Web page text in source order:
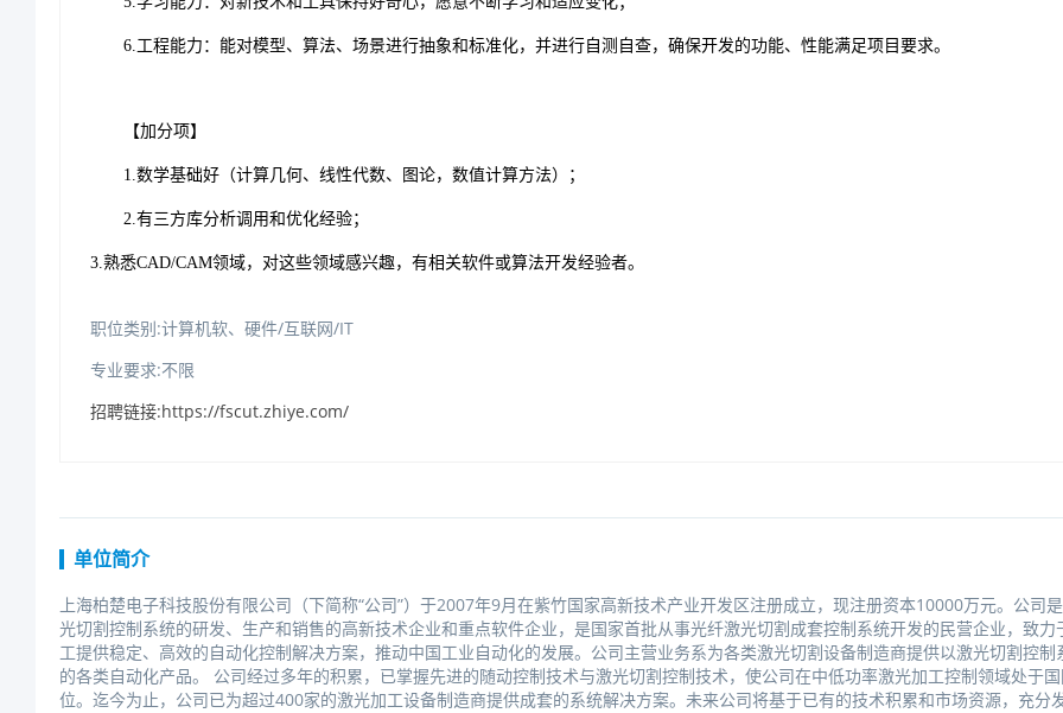
6.工程能力：能对模型、算法、场景进行抽象和标准化，并进行自测自查，确保开发的功能、性能满足项目要求。
【加分项】
1.数学基础好（计算几何、线性代数、图论，数值计算方法）；
2.有三方库分析调用和优化经验；
3.熟悉CAD/CAM领域，对这些领域感兴趣，有相关软件或算法开发经验者。
职位类别:计算机软、硬件/互联网/IT
专业要求:不限
招聘链接:https://fscut.zhiye.com/
单位简介
上海柏楚电子科技股份有限公司（下简称“公司”）于2007年9月在紫竹国家高新技术产业开发区注册成立，现注册资本10000万元。公司
光切割控制系统的研发、生产和销售的高新技术企业和重点软件企业，是国家首批从事光纤激光切割成套控制系统开发的民营企业，致力
工提供稳定、高效的自动化控制解决方案，推动中国工业自动化的发展。公司主营业务系为各类激光切割设备制造商提供以激光切割控制
的各类自动化产品。公司经过多年的积累，已掌握先进的随动控制技术与激光切割控制技术，使公司在中低功率激光加工控制领域处于
位。迄今为止，公司已为超过400家的激光加工设备制造商提供成套的系统解决方案。未来公司将基于已有的技术积累和市场资源，充分